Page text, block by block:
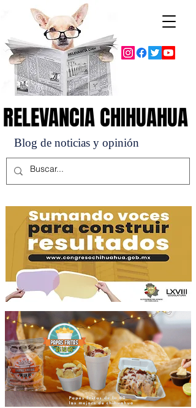
Blog de noticias y opinión
RELEVANCIA CHIHUAHUA
RELEVANCIA CHIHUAHUA